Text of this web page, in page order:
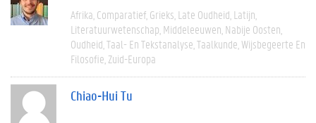
Afrika Comparatief Grieks Late Oudheid Latijn
Literatuurwetenschap Middeleeuwen Nabije Oosten
Oudheid Taal- En Tekstanalyse Taalkunde Wijsbegeerte En
Filosofie Zuid-Europa
Chiao-Hui Tu